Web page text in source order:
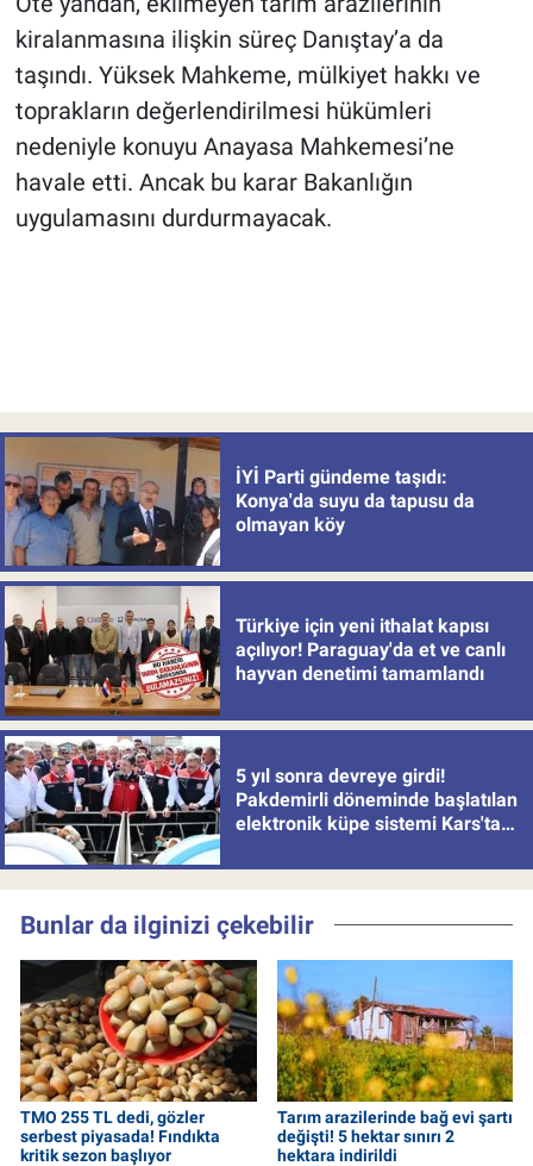
kiralanmasına ilişkin süreç Danıştay’a da
taşındı. Yüksek Mahkeme, mülkiyet hakkı ve
toprakların değerlendirilmesi hükümleri
nedeniyle konuyu Anayasa Mahkemesi’ne
havale etti. Ancak bu karar Bakanlığın
uygulamasını durdurmayacak.
İYİ Parti gündeme taşıdı:
Konya'da suyu da tapusu da
olmayan köy
Türkiye için yeni ithalat kapısı
açılıyor! Paraguay'da et ve canlı
hayvan denetimi tamamlandı
5 yıl sonra devreye girdi!
Pakdemirli döneminde başlatılan
elektronik küpe sistemi Kars'tan
Bunlar da ilginizi çekebilir
TMO 255 TL dedi, gözler
serbest piyasada! Fındıkta
kritik sezon başlıyor
Tarım arazilerinde bağ evi şartı
değişti! 5 hektar sınırı 2
hektara indirildi